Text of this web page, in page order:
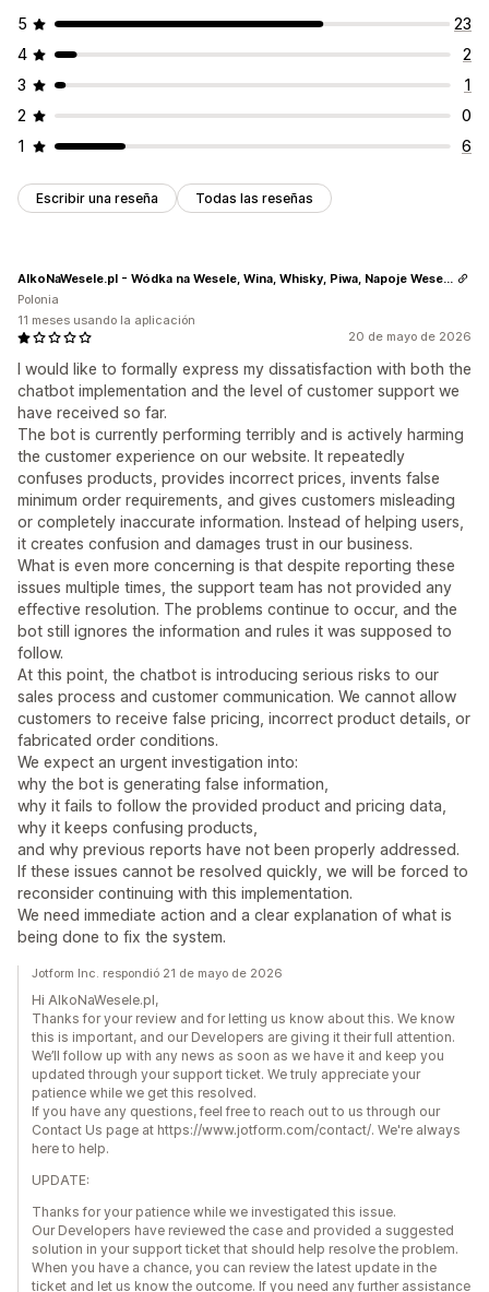
5
23
4
2
3
1
2
0
1
6
Escribir una reseña Todas las reseñas
20 de mayo de 2026
I would like to formally express my dissatisfaction with both the
chatbot implementation and the level of customer support we
have received so far.
The bot is currently performing terribly and is actively harming
the customer experience on our website. It repeatedly
confuses products, provides incorrect prices, invents false
minimum order requirements, and gives customers misleading
or completely inaccurate information. Instead of helping users,
it creates confusion and damages trust in our business.
What is even more concerning is that despite reporting these
issues multiple times, the support team has not provided any
effective resolution. The problems continue to occur, and the
bot still ignores the information and rules it was supposed to
follow.
At this point, the chatbot is introducing serious risks to our
sales process and customer communication. We cannot allow
customers to receive false pricing, incorrect product details, or
fabricated order conditions.
We expect an urgent investigation into:
why the bot is generating false information,
why it fails to follow the provided product and pricing data,
why it keeps confusing products,
and why previous reports have not been properly addressed.
If these issues cannot be resolved quickly, we will be forced to
reconsider continuing with this implementation.
We need immediate action and a clear explanation of what is
being done to fix the system.
AlkoNaWesele.pl - Wódka na Wesele, Wina, Whisky, Piwa, Napoje Weselne
Polonia
11 meses usando la aplicación
Jotform Inc. respondió 21 de mayo de 2026
Hi AlkoNaWesele.pl,
Thanks for your review and for letting us know about this. We know
this is important, and our Developers are giving it their full attention.
We’ll follow up with any news as soon as we have it and keep you
updated through your support ticket. We truly appreciate your
patience while we get this resolved.
If you have any questions, feel free to reach out to us through our
Contact Us page at https://www.jotform.com/contact/. We're always
here to help.
UPDATE:
Thanks for your patience while we investigated this issue.
Our Developers have reviewed the case and provided a suggested
solution in your support ticket that should help resolve the problem.
When you have a chance, you can review the latest update in the
ticket and let us know the outcome. If you need any further assistance